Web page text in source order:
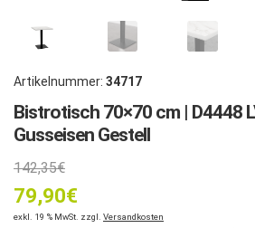
Artikelnummer: 34717
Bistrotisch 70×70 cm | D4448
Gusseisen Gestell
142,35€Ursprünglicher
Preis
79,90€
exkl. 19 % MwSt. zzgl. Versandkosten